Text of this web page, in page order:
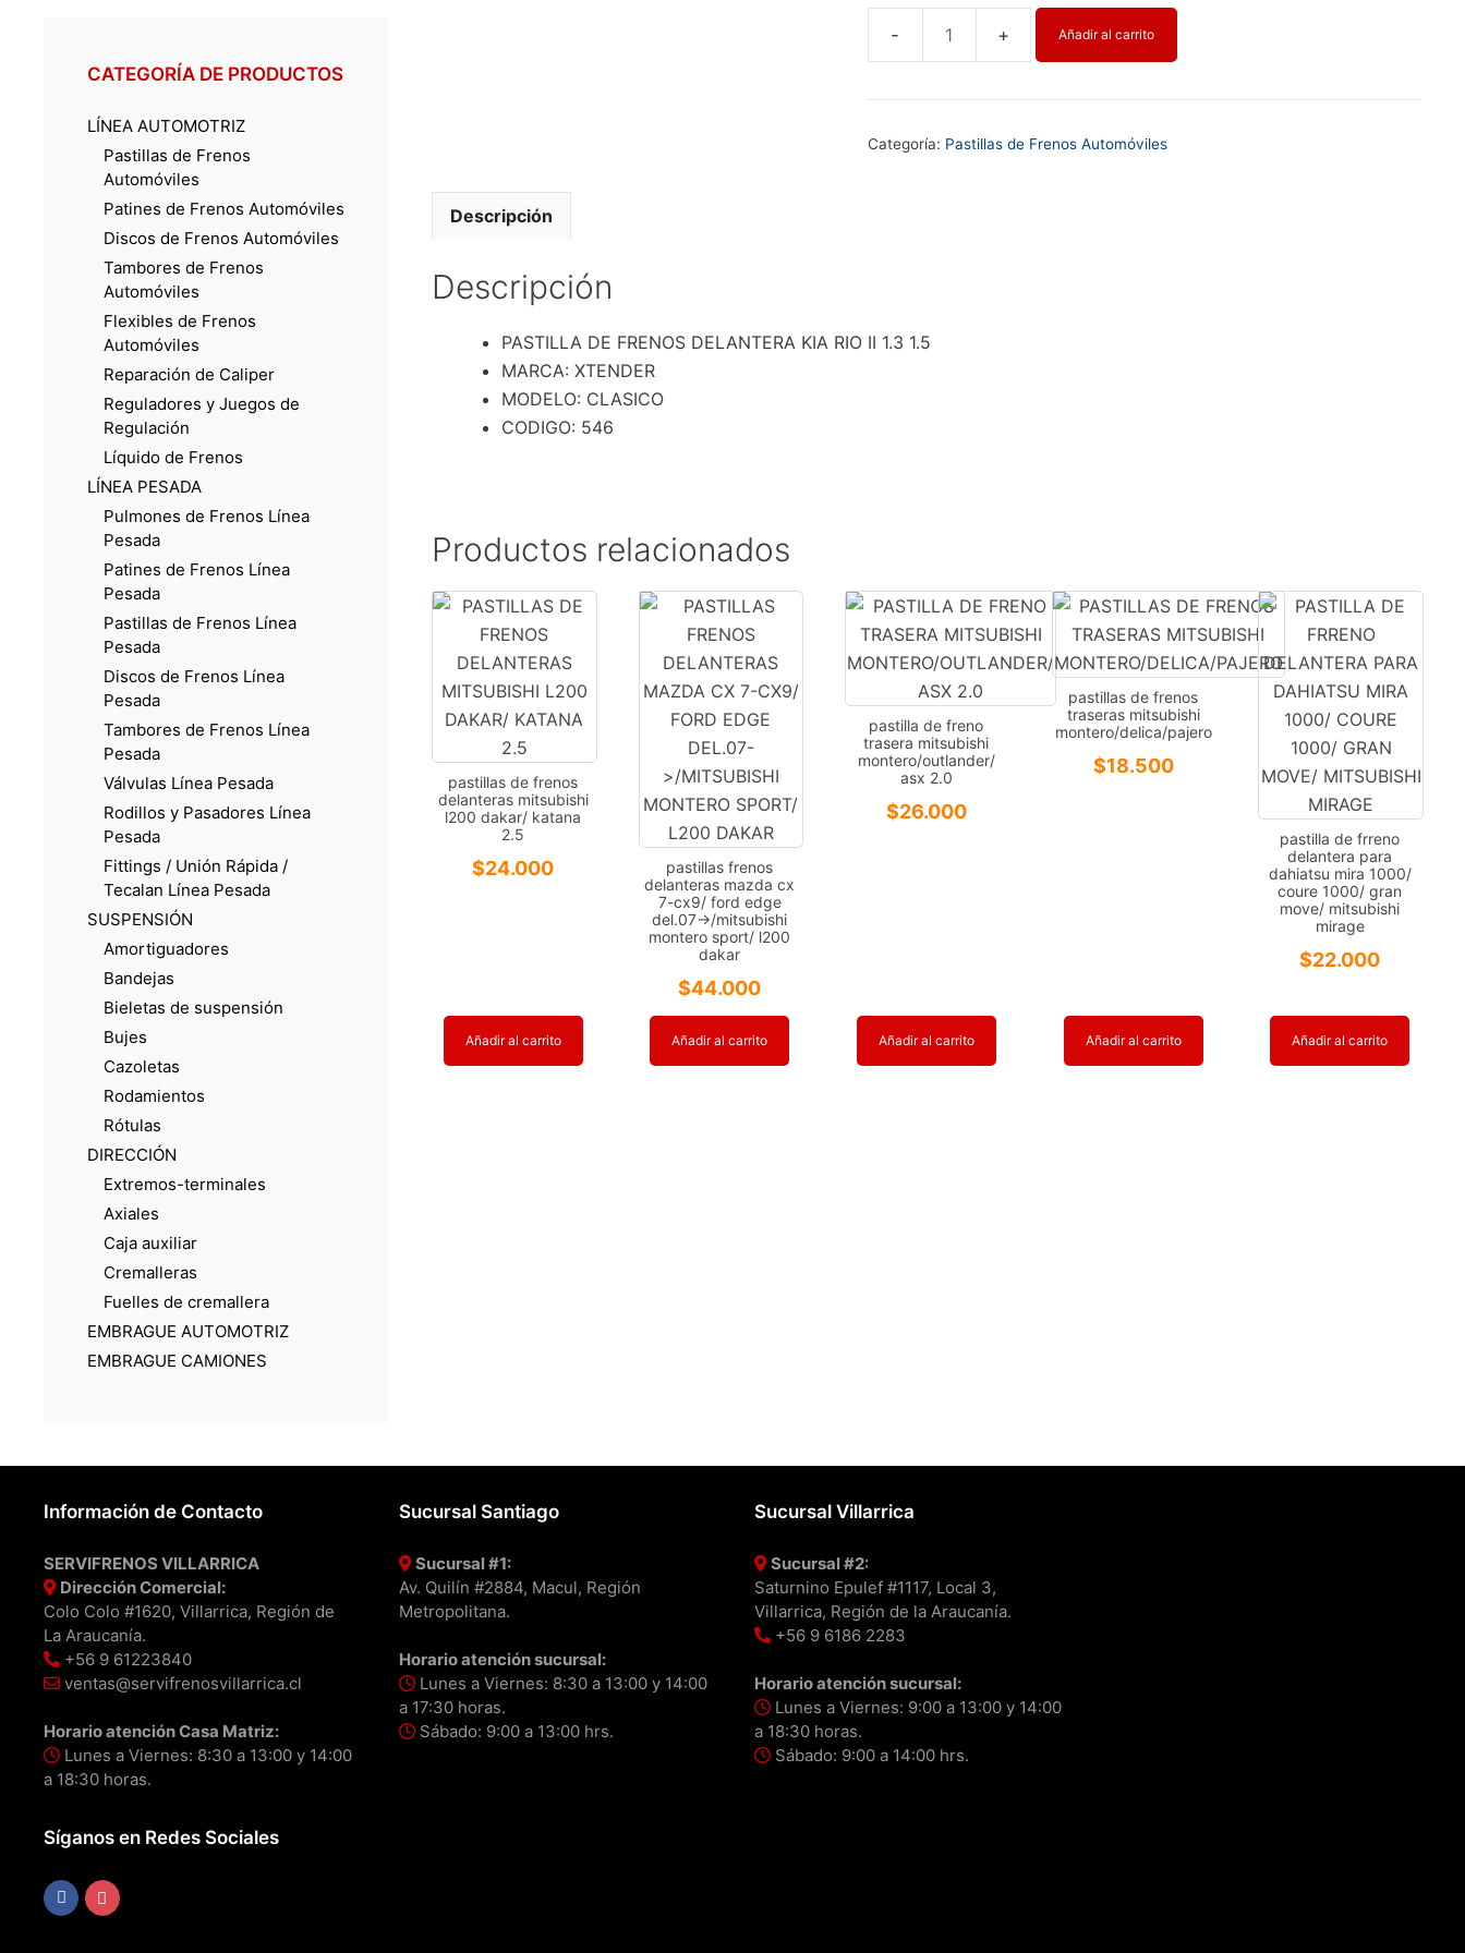
PASTILLA
FRENOS
KIA
Añadir al carrito
Categoría: Pastillas de Frenos Automóviles
Descripción
Descripción
PASTILLA DE FRENOS DELANTERA KIA RIO II 1.3 1.5
MARCA: XTENDER
MODELO: CLASICO
CODIGO: 546
Productos relacionados
pastillas de frenos
delanteras mitsubishi
l200 dakar/ katana
2.5
$24.000
Añadir al carrito
pastillas frenos
delanteras mazda cx
7-cx9/ ford edge
del.07->/mitsubishi
montero sport/ l200
dakar
$44.000
Añadir al carrito
pastilla de freno
trasera mitsubishi
montero/outlander/
asx 2.0
$26.000
Añadir al carrito
pastillas de frenos
traseras mitsubishi
montero/delica/pajero
$18.500
Añadir al carrito
pastilla de frreno
delantera para
dahiatsu mira 1000/
coure 1000/ gran
move/ mitsubishi
mirage
$22.000
Añadir al carrito
CATEGORÍA DE PRODUCTOS
LÍNEA AUTOMOTRIZ
Pastillas de Frenos
Automóviles
Patines de Frenos Automóviles
Discos de Frenos Automóviles
Tambores de Frenos
Automóviles
Flexibles de Frenos
Automóviles
Reparación de Caliper
Reguladores y Juegos de
Regulación
Líquido de Frenos
LÍNEA PESADA
Pulmones de Frenos Línea
Pesada
Patines de Frenos Línea
Pesada
Pastillas de Frenos Línea
Pesada
Discos de Frenos Línea
Pesada
Tambores de Frenos Línea
Pesada
Válvulas Línea Pesada
Rodillos y Pasadores Línea
Pesada
Fittings / Unión Rápida /
Tecalan Línea Pesada
SUSPENSIÓN
Amortiguadores
Bandejas
Bieletas de suspensión
Bujes
Cazoletas
Rodamientos
Rótulas
DIRECCIÓN
Extremos-terminales
Axiales
Caja auxiliar
Cremalleras
Fuelles de cremallera
EMBRAGUE AUTOMOTRIZ
EMBRAGUE CAMIONES
Información de Contacto
SERVIFRENOS VILLARRICA
Dirección Comercial:
Colo Colo #1620, Villarrica, Región de
La Araucanía.
+56 9 61223840
ventas@servifrenosvillarrica.cl
Horario atención Casa Matriz:
Lunes a Viernes: 8:30 a 13:00 y 14:00
a 18:30 horas.
Síganos en Redes Sociales
Sucursal Santiago
Sucursal #1:
Av. Quilín #2884, Macul, Región
Metropolitana.
Horario atención sucursal:
Lunes a Viernes: 8:30 a 13:00 y 14:00
a 17:30 horas.
Sábado: 9:00 a 13:00 hrs.
Sucursal Villarrica
Sucursal #2:
Saturnino Epulef #1117, Local 3,
Villarrica, Región de la Araucanía.
+56 9 6186 2283
Horario atención sucursal:
Lunes a Viernes: 9:00 a 13:00 y 14:00
a 18:30 horas.
Sábado: 9:00 a 14:00 hrs.